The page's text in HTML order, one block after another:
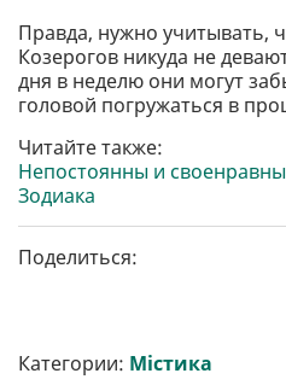
Правда, нужно учитывать,
Козерогов никуда не
дня в неделю они могут
головой погружаться в
Читайте также:
Непостоянны и
Зодиака
Поделиться:
Категории: Містика